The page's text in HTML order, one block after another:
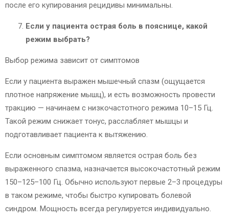
после его купирования рецидивы минимальны.
Если у пациента острая боль в пояснице, какой
режим выбрать?
Выбор режима зависит от симптомов
Если у пациента выражен мышечный спазм (ощущается
плотное напряжение мышц), и есть возможность провести
тракцию — начинаем с низкочастотного режима 10–15 Гц.
Такой режим снижает тонус, расслабляет мышцы и
подготавливает пациента к вытяжению.
Если основным симптомом является острая боль без
выраженного спазма, назначается высокочастотный режим
150–125–100 Гц. Обычно используют первые 2–3 процедуры
в таком режиме, чтобы быстро купировать болевой
синдром. Мощность всегда регулируется индивидуально.